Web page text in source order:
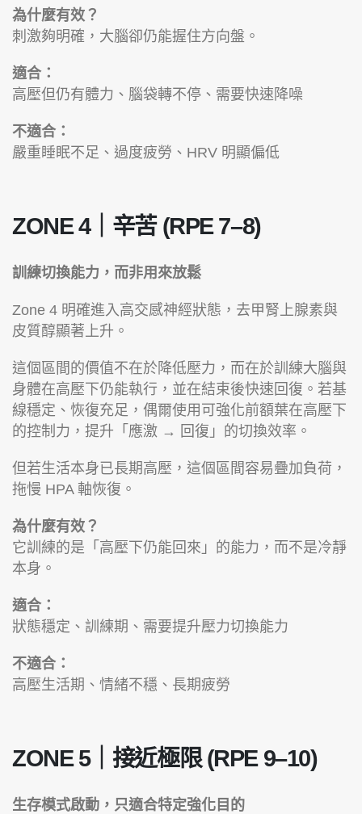
為什麼有效？
刺激夠明確，大腦卻仍能握住方向盤。
適合：
高壓但仍有體力、腦袋轉不停、需要快速降噪
不適合：
嚴重睡眠不足、過度疲勞、HRV 明顯偏低
ZONE 4｜辛苦 (RPE 7–8)
訓練切換能力，而非用來放鬆
Zone 4 明確進入高交感神經狀態，去甲腎上腺素與
皮質醇顯著上升。
這個區間的價值不在於降低壓力，而在於訓練大腦與
身體在高壓下仍能執行，並在結束後快速回復。若基
線穩定、恢復充足，偶爾使用可強化前額葉在高壓下
的控制力，提升「應激 → 回復」的切換效率。
但若生活本身已長期高壓，這個區間容易疊加負荷，
拖慢 HPA 軸恢復。
為什麼有效？
它訓練的是「高壓下仍能回來」的能力，而不是冷靜
本身。
適合：
狀態穩定、訓練期、需要提升壓力切換能力
不適合：
高壓生活期、情緒不穩、長期疲勞
ZONE 5｜接近極限 (RPE 9–10)
生存模式啟動，只適合特定強化目的